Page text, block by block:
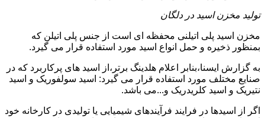
تولید مخزن اسید در دلگان
مخزن اسید پلی اتیلنی محفظه ای است از جنس پلی اتیلن که
بمنظور ذخیره و حمل انواع اسید مورد استفاده قرار می گیرد.
به گزارش ایسنا،بنابر اعلام هلدینگ برتر،از اسید های پرکاربرد که در
صنایع مختلف مورد استفاده قرار می گیرد: اسید سولفوریک و اسید
نتیریک و اسید کلریدریک و...می باشد.
اگر از اسیدها در فرایند فرآیندهای شیمیایی یا تولیدی در کارخانه خود